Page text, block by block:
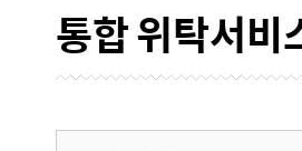
통합 위탁서비